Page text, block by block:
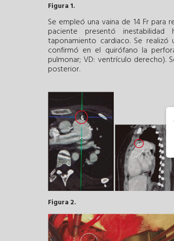
Figura 1.
Se empleó una vaina de 14 Fr para
paciente presentó inestabilidad
taponamiento cardiaco. Se
confirmó en el quirófano la
pulmonar; VD: ventrículo derecho).
posterior.
Figura 2.